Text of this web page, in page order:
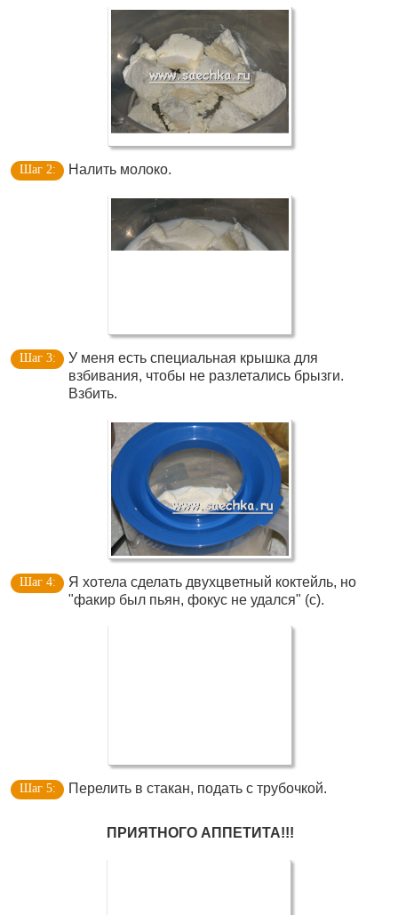
Налить молоко.
У меня есть специальная крышка для
взбивания, чтобы не разлетались брызги.
Взбить.
Я хотела сделать двухцветный коктейль, но
"факир был пьян, фокус не удался" (с).
Перелить в стакан, подать с трубочкой.
ПРИЯТНОГО АППЕТИТА!!!